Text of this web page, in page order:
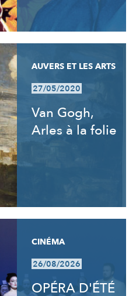
AUVERS ET LES ARTS
27/05/2020
Van Gogh,
Arles à la folie
CINÉMA
26/08/2026
OPÉRA D'ÉTÉ